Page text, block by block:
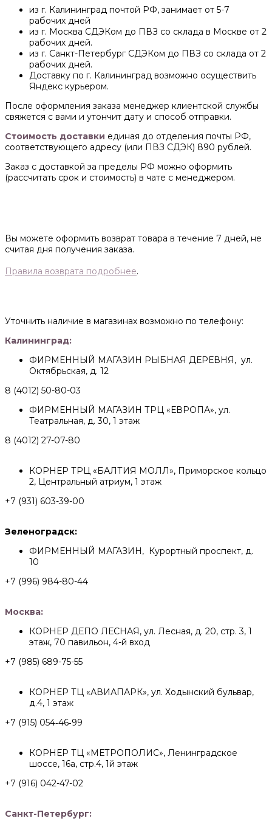
из г. Калининград почтой РФ, занимает от 5-7
рабочих дней
из г. Москва СДЭКом до ПВЗ со склада в Москве от 2
рабочих дней.
из г. Санкт-Петербург СДЭКом до ПВЗ со склада от 2
рабочих дней.
Доставку по г. Калининград возможно осуществить
Яндекс курьером.
После оформления заказа менеджер клиентской службы
свяжется с вами и утончит дату и способ отправки.
Стоимость доставки единая до отделения почты РФ,
соответствующего адресу (или ПВЗ СДЭК) 890 рублей.
Заказ с доставкой за пределы РФ можно оформить
(рассчитать срок и стоимость) в чате с менеджером.
Вы можете оформить возврат товара в течение 7 дней, не
считая дня получения заказа.
Правила возврата подробнее.
Уточнить наличие в магазинах возможно по телефону:
Калининград:
ФИРМЕННЫЙ МАГАЗИН РЫБНАЯ ДЕРЕВНЯ, ул.
Октябрьская, д. 12
8 (4012) 50-80-03
ФИРМЕННЫЙ МАГАЗИН ТРЦ «ЕВРОПА», ул.
Театральная, д. 30, 1 этаж
8 (4012) 27-07-80
КОРНЕР ТРЦ «БАЛТИЯ МОЛЛ», Приморское кольцо
2, Центральный атриум, 1 этаж
+7 (931) 603-39-00
Зеленоградск:
ФИРМЕННЫЙ МАГАЗИН, Курортный проспект, д.
10
+7 (996) 984-80-44
Москва:
КОРНЕР ДЕПО ЛЕСНАЯ, ул. Лесная, д. 20, стр. 3, 1
этаж, 70 павильон, 4-й вход
+7 (985) 689-75-55
КОРНЕР ТЦ «АВИАПАРК», ул. Ходынский бульвар,
д.4, 1 этаж
+7 (915) 054‑46‑99
КОРНЕР ТЦ «МЕТРОПОЛИС», Ленинградское
шоссе, 16а, стр.4, 1й этаж
+7 (916) 042-47-02
Санкт-Петербург: